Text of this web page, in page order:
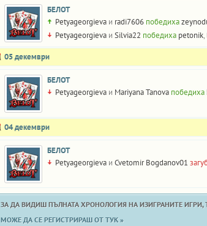
БЕЛОТ
Petyageorgieva и radi7606 победиха
Petyageorgieva и Silvia22 победиха petonik,
05 декември
БЕЛОТ
Petyageorgieva и Mariyana Tanova победиха
04 декември
БЕЛОТ
Petyageorgieva и Cvetomir Bogdanov01
ЗА ДА ВИДИШ ПЪЛНАТА ХРОНОЛОГИЯ НА ИЗИГРАНИТЕ ИГРИ,
МОЖЕ ДА СЕ РЕГИСТРИРАШ ОТ ТУК »